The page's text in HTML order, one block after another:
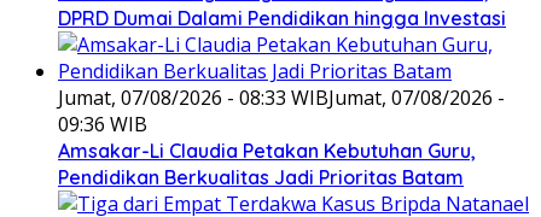
DPRD Dumai Dalami Pendidikan hingga Investasi
Jumat, 07/08/2026 - 08:33 WIBJumat, 07/08/2026 -
09:36 WIB
Amsakar-Li Claudia Petakan Kebutuhan Guru,
Pendidikan Berkualitas Jadi Prioritas Batam